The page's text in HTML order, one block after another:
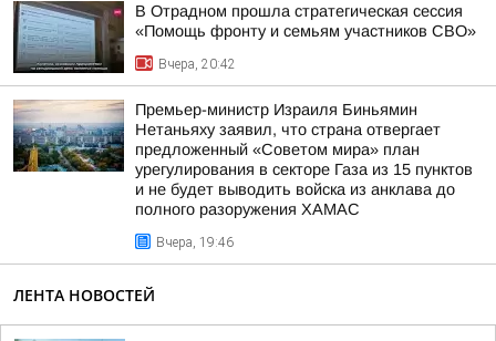
В Отрадном прошла стратегическая сессия
«Помощь фронту и семьям участников СВО»
Вчера, 20:42
Премьер-министр Израиля Биньямин
Нетаньяху заявил, что страна отвергает
предложенный «Советом мира» план
урегулирования в секторе Газа из 15 пунктов
и не будет выводить войска из анклава до
полного разоружения ХАМАС
Вчера, 19:46
ЛЕНТА НОВОСТЕЙ